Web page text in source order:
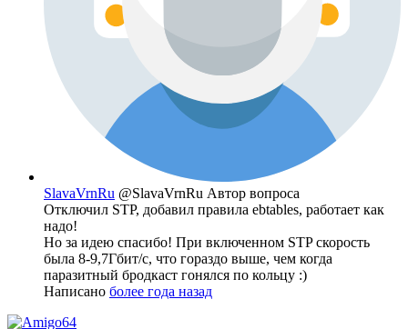
SlavaVrnRu @SlavaVrnRu Автор вопроса
Отключил STP, добавил правила ebtables, работает как
надо!
Но за идею спасибо! При включенном STP скорость
была 8-9,7Гбит/с, что гораздо выше, чем когда
паразитный бродкаст гонялся по кольцу :)
Написано более года назад